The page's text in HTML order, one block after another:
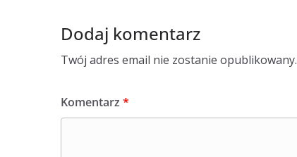
Dodaj komentarz
Twój adres email nie zostanie opublikowany.
Komentarz *